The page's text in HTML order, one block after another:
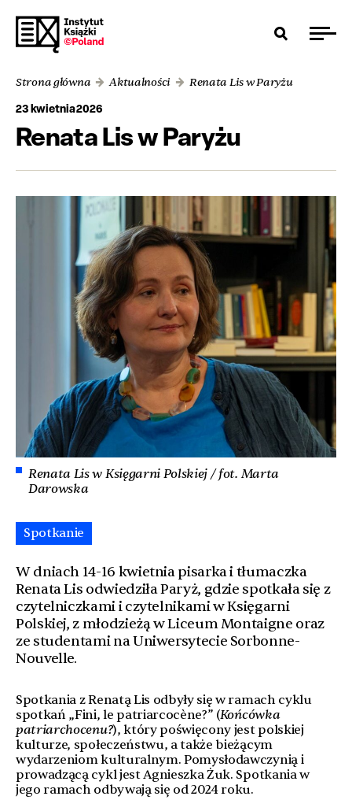
Strona główna Aktualności Renata Lis w Paryżu
23 kwietnia 2026
Renata Lis w Paryżu
Renata Lis w Księgarni Polskiej / fot. Marta
Darowska
Spotkanie
W dniach 14-16 kwietnia pisarka i tłumaczka
Renata Lis odwiedziła Paryż, gdzie spotkała się z
czytelniczkami i czytelnikami w Księgarni
Polskiej, z młodzieżą w Liceum Montaigne oraz
ze studentami na Uniwersytecie Sorbonne-
Nouvelle.
Spotkania z Renatą Lis odbyły się w ramach cyklu
spotkań „Fini, le patriarcocène?” (Końcówka
patriarchocenu?), który poświęcony jest polskiej
kulturze, społeczeństwu, a także bieżącym
wydarzeniom kulturalnym. Pomysłodawczynią i
prowadzącą cykl jest Agnieszka Żuk. Spotkania w
jego ramach odbywają siȩ od 2024 roku.